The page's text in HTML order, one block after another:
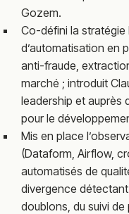
Gozem.
Co-défini la stratégie
d’automatisation en
anti-fraude,
marché ; introduit
leadership et auprès
pour le
Mis en place
(Dataform, Airflow,
automatisés de
divergence
doublons, du suivi